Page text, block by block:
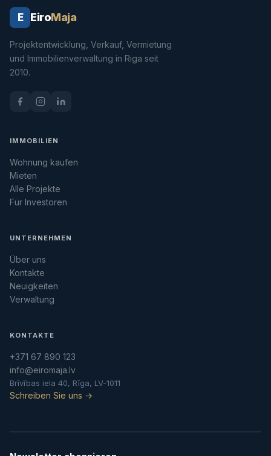
E EiroMaja
Projektentwicklung, Verkauf, Vermietung
und Immobilienverwaltung in Riga seit
2010.
IMMOBILIEN
Wohnung kaufen
Mieten
Alle Projekte
Für Investoren
UNTERNEHMEN
Über uns
Kontakte
Neuigkeiten
Verwaltung
KONTAKTE
+371 67 890 123
info@eiromaja.lv
Brīvības iela 40, Rīga, LV-1011
Schreiben Sie uns →